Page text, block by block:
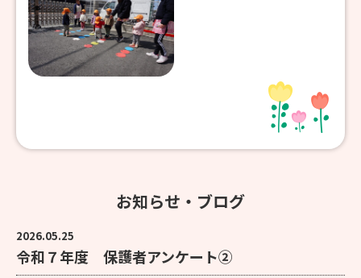
お知らせ・ブログ
2026.05.25
令和７年度 保護者アンケート②